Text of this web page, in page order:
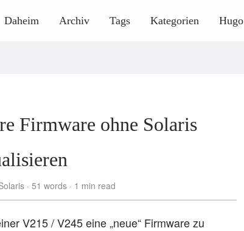
Daheim Archiv Tags Kategorien Hugo
Firmware ohne Solaris
51 words 1 min read
V215 / V245 eine „neue“ Firmware zu